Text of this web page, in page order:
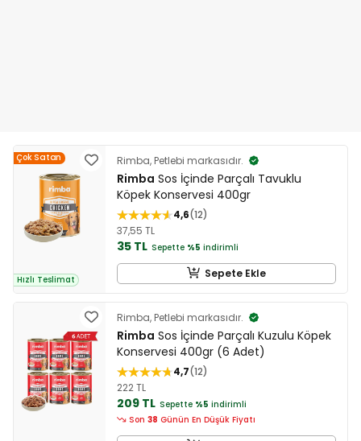
Çok Satan
Hızlı Teslimat
Rimba, Petlebi markasıdır.
Rimba Sos İçinde Parçalı Tavuklu
Köpek Konservesi 400gr
4,6 12
37,55 TL
35 TL Sepette %5 indirimli
Sepete Ekle
Rimba, Petlebi markasıdır.
Rimba Sos İçinde Parçalı Kuzulu Köpek
Konservesi 400gr (6 Adet)
4,7 12
222 TL
209 TL Sepette %5 indirimli
Son 38 Günün En Düşük Fiyatı